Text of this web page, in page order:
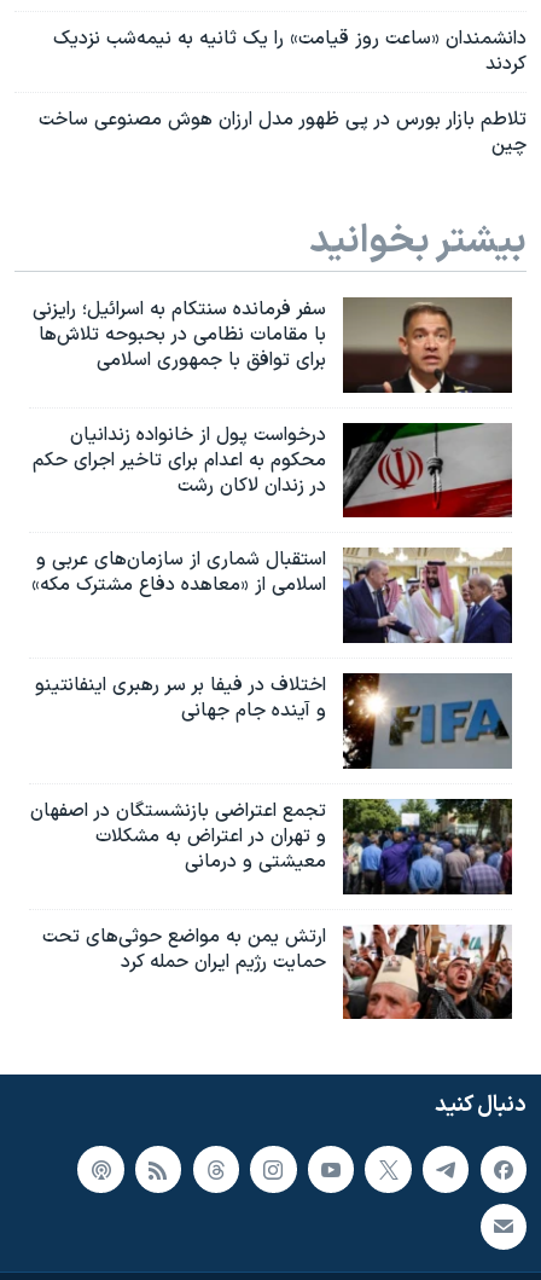
دانشمندان «ساعت روز قیامت» را یک ثانیه به نیمه‌شب نزدیک
کردند
تلاطم بازار بورس در پی ظهور مدل ارزان هوش مصنوعی ساخت
چین
بیشتر بخوانید
سفر فرمانده سنتکام به اسرائیل؛ رایزنی
با مقامات نظامی در بحبوحه تلاش‌ها
برای توافق با جمهوری اسلامی
درخواست پول از خانواده زندانیان
محکوم به‌ اعدام برای تاخیر اجرای حکم
در زندان لاکان رشت
استقبال شماری از سازمان‌های عربی و
اسلامی از «معاهده دفاع مشترک مکه»
اختلاف در فیفا بر سر رهبری اینفانتینو
و آینده جام جهانی
تجمع اعتراضی بازنشستگان در اصفهان
و تهران در اعتراض به مشکلات
معیشتی و درمانی
ارتش یمن به مواضع حوثی‌های تحت
حمایت رژیم ایران حمله کرد
دنبال کنید